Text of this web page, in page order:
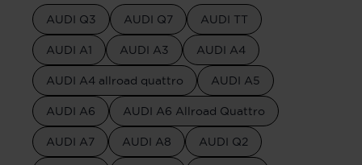
AUDI Q3 AUDI Q7 AUDI TT
AUDI A1 AUDI A3 AUDI A4
AUDI A4 allroad quattro AUDI A5
AUDI A6 AUDI A6 Allroad Quattro
AUDI A7 AUDI A8 AUDI Q2